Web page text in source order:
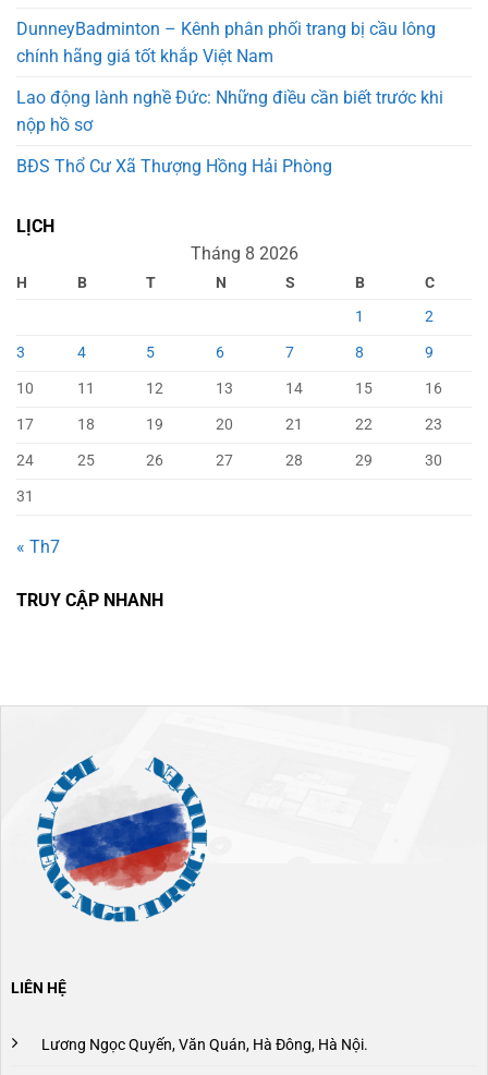
DunneyBadminton – Kênh phân phối trang bị cầu lông
chính hãng giá tốt khắp Việt Nam
Lao động lành nghề Đức: Những điều cần biết trước khi
nộp hồ sơ
BĐS Thổ Cư Xã Thượng Hồng Hải Phòng
LỊCH
Tháng 8 2026
H B T N S B
C
1
2
3
4 5 6 7 8
9
10
11 12 13 14 15
16
17
18 19 20 21 22
23
24
25 26 27 28 29
30
31
« Th7
TRUY CẬP NHANH
LIÊN HỆ
Lương Ngọc Quyến, Văn Quán, Hà Đông, Hà Nội.